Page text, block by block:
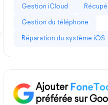
Gestion iCloud
Gestion du téléphone
Réparation du système iOS
Ajouter
préférée sur